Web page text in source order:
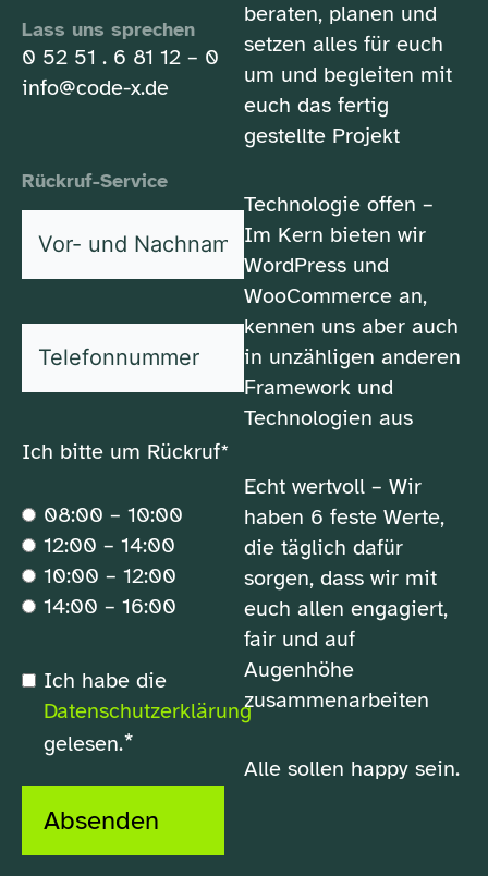
Lass uns sprechen
0 52 51 . 6 81 12 – 0
info@code-x.de
Rückruf-Service
und
Nachname*
Ich bitte um Rückruf*
08:00 – 10:00
12:00 – 14:00
10:00 – 12:00
14:00 – 16:00
Datenschutzerklärung
Ich habe die
Datenschutzerklärung
gelesen.*
Absenden
beraten, planen und
setzen alles für euch
um und begleiten mit
euch das fertig
gestellte Projekt
Technologie offen –
Im Kern bieten wir
WordPress und
WooCommerce an,
kennen uns aber auch
in unzähligen anderen
Framework und
Technologien aus
Echt wertvoll – Wir
haben 6 feste Werte,
die täglich dafür
sorgen, dass wir mit
euch allen engagiert,
fair und auf
Augenhöhe
zusammenarbeiten
Alle sollen happy sein.